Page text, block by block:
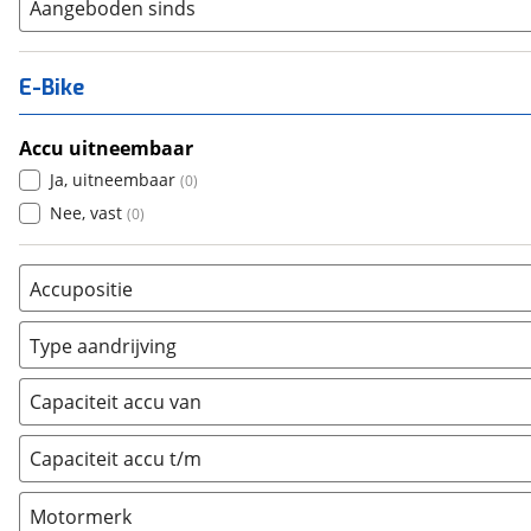
Aangeboden sinds
E-Bike
Accu uitneembaar
Ja, uitneembaar (0)
Nee, vast (0)
Accupositie
Bagagedrager (0)
Frame (0 )
Vloer (0
Achterbank (0)
Kofferbak (0)
Overig (0)
Type aandrijving
Achterwiel (0)
Trapas
Voorwiel
Capaciteit accu van
Capaciteit accu t/m
Motormerk